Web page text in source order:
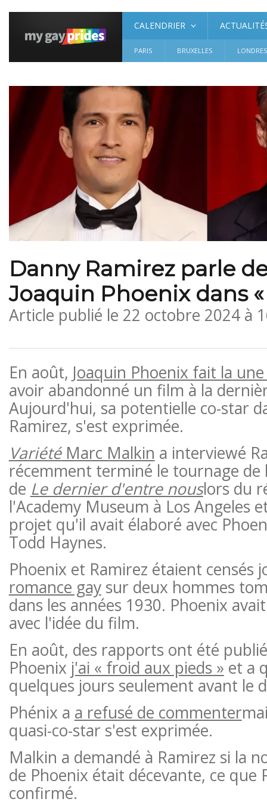
CALENDRIER
PARIS BRUXELLES LONDRES
Danny Ramirez parle
Joaquin Phoenix dans «
Article publié le 22 octobre 2024 à
En août, Joaquin Phoenix fait la
avoir abandonné un film à la
Aujourd'hui, sa potentielle co-star
Ramirez, s'est exprimée.
VariétéMarc Malkin a interviewé
récemment terminé le tournage de
de Le dernier d'entre nouslors du
l'Academy Museum à Los Angeles
projet qu'il avait élaboré avec
Todd Haynes.
Phoenix et Ramirez étaient censés
romance gaysur deux hommes
dans les années 1930. Phoenix
avec l'idée du film.
En août, des rapports ont été
Phoenix j'ai « froid aux pieds »et a
quelques jours seulement avant le
Phénix a a refusé de commenter
quasi-co-star s'est exprimée.
Malkin a demandé à Ramirez si la
de Phoenix était décevante, ce que
confirmé.